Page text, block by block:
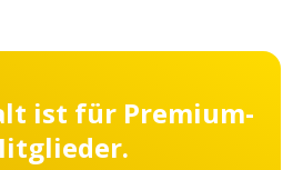
ist für Premium-